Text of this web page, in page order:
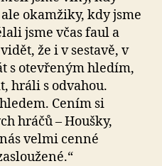
okamžiky, kdy jsme
jsme včas faul a
že i v sestavě, v
s otevřeným hledím,
hráli s odvahou.
Cením si
hráčů – Houšky,
velmi cenné